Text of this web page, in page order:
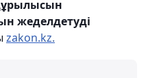
жеделдетуді
zakon.kz.